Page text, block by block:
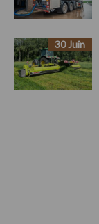
30 Juin